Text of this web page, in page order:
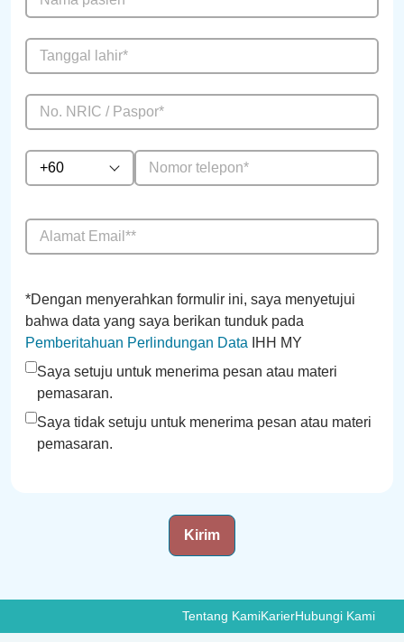
+60
*Dengan menyerahkan formulir ini, saya menyetujui
bahwa data yang saya berikan tunduk pada
Pemberitahuan Perlindungan Data IHH MY
Saya setuju untuk menerima pesan atau materi
pemasaran.
Saya tidak setuju untuk menerima pesan atau materi
pemasaran.
Kirim
Tentang KamiKarierHubungi Kami